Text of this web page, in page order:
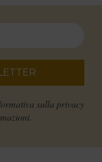
sulla privacy